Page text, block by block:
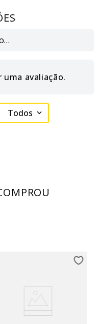
uma avaliação.
Todos